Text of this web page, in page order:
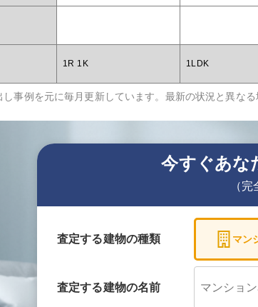
1R 1K 1LDK
事例を元に毎月更新しています。最新の状況と異なる
今すぐあな
（
査定する建物の種類 マン
査定する建物の名前